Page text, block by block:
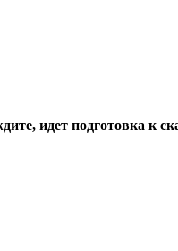
идет подготовка к